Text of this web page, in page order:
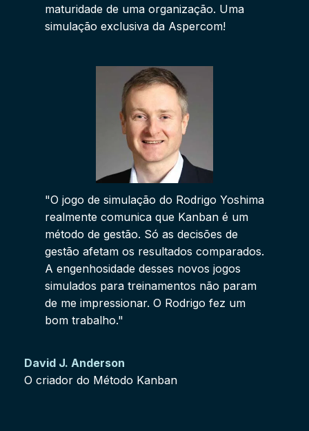
maturidade de uma organização. Uma
simulação exclusiva da Aspercom!
"O jogo de simulação do Rodrigo Yoshima
realmente comunica que Kanban é um
método de gestão. Só as decisões de
gestão afetam os resultados comparados.
A engenhosidade desses novos jogos
simulados para treinamentos não param
de me impressionar. O Rodrigo fez um
bom trabalho."
David J. Anderson
O criador do Método Kanban